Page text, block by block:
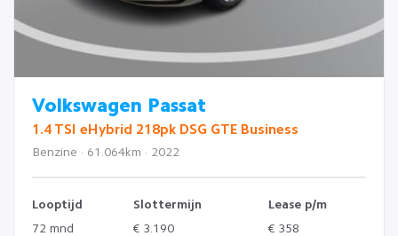
Volkswagen Passat
1.4 TSI eHybrid 218pk DSG GTE Business
Benzine · 61.064km · 2022
Looptijd Slottermijn
Lease p/m
72 mnd
€ 3.190
€ 358